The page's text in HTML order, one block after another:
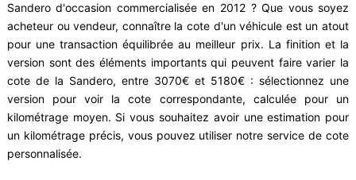
Sandero d'occasion commercialisée en 2012 ? Que vous soyez
acheteur ou vendeur, connaître la cote d'un véhicule est un atout
pour une transaction équilibrée au meilleur prix. La finition et la
version sont des éléments importants qui peuvent faire varier la
cote de la Sandero, entre 3070€ et 5180€ : sélectionnez une
version pour voir la cote correspondante, calculée pour un
kilométrage moyen. Si vous souhaitez avoir une estimation pour
un kilométrage précis, vous pouvez utiliser notre service de cote
personnalisée.